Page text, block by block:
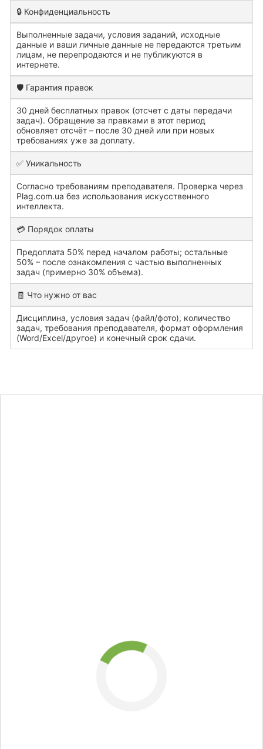
🔒 Конфиденциальность
Выполненные задачи, условия заданий, исходные
данные и ваши личные данные не передаются третьим
лицам, не перепродаются и не публикуются в
интернете.
🛡️ Гарантия правок
30 дней бесплатных правок (отсчет с даты передачи
задач). Обращение за правками в этот период
обновляет отсчёт – после 30 дней или при новых
требованиях уже за доплату.
✅ Уникальность
Согласно требованиям преподавателя. Проверка через
Plag.com.ua без использования искусственного
интеллекта.
💳 Порядок оплаты
Предоплата 50% перед началом работы; остальные
50% – после ознакомления с частью выполненных
задач (примерно 30% объема).
🧾 Что нужно от вас
Дисциплина, условия задач (файл/фото), количество
задач, требования преподавателя, формат оформления
(Word/Excel/другое) и конечный срок сдачи.